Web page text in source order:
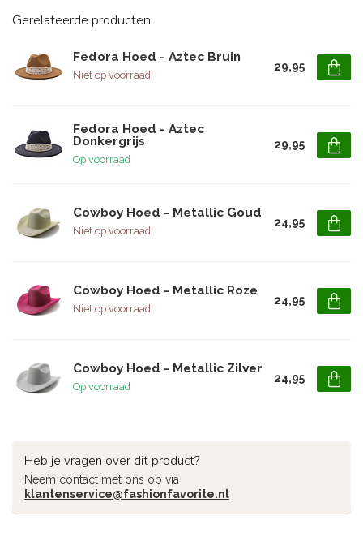
Gerelateerde producten
Fedora Hoed - Aztec Bruin
Niet op voorraad
29,95
Fedora Hoed - Aztec
Donkergrijs
Op voorraad
29,95
Cowboy Hoed - Metallic Goud
Niet op voorraad
24,95
Cowboy Hoed - Metallic Roze
Niet op voorraad
24,95
Cowboy Hoed - Metallic Zilver
Op voorraad
24,95
Heb je vragen over dit product?
Neem contact met ons op via
klantenservice@fashionfavorite.nl